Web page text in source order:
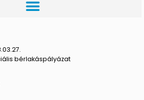
bérlakáspályázat